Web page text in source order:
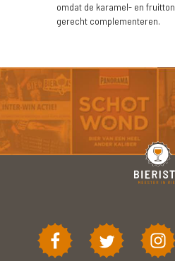
omdat de karamel- en
gerecht complementeren.